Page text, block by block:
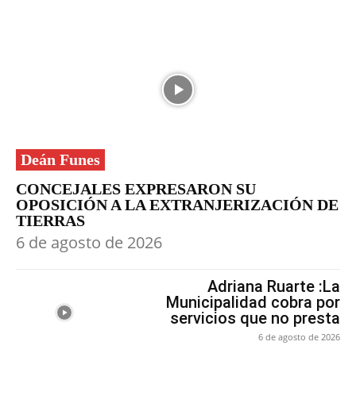
Deán Funes
CONCEJALES EXPRESARON SU
OPOSICIÓN A LA EXTRANJERIZACIÓN DE
TIERRAS
6 de agosto de 2026
Adriana Ruarte :La
Municipalidad cobra por
servicios que no presta
6 de agosto de 2026